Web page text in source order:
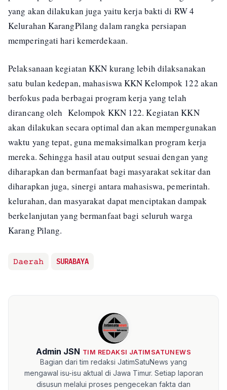
yang akan dilakukan juga yaitu kerja bakti di RW 4
Kelurahan KarangPilang dalam rangka persiapan
memperingati hari kemerdekaan.
Pelaksanaan kegiatan KKN kurang lebih dilaksanakan
satu bulan kedepan, mahasiswa KKN Kelompok 122 akan
berfokus pada berbagai program kerja yang telah
dirancang oleh Kelompok KKN 122. Kegiatan KKN
akan dilakukan secara optimal dan akan mempergunakan
waktu yang tepat, guna memaksimalkan program kerja
mereka. Sehingga hasil atau output sesuai dengan yang
diharapkan dan bermanfaat bagi masyarakat sekitar dan
diharapkan juga, sinergi antara mahasiswa, pemerintah.
kelurahan, dan masyarakat dapat menciptakan dampak
berkelanjutan yang bermanfaat bagi seluruh warga
Karang Pilang.
𝙳𝚊𝚎𝚛𝚊𝚑 SURABAYA
Admin JSN TIM REDAKSI JATIMSATUNEWS
Bagian dari tim redaksi JatimSatuNews yang
mengawal isu-isu aktual di Jawa Timur. Setiap laporan
disusun melalui proses pengecekan fakta dan